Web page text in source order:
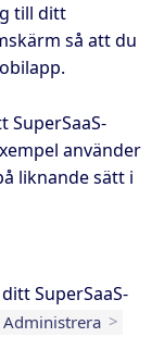
till ditt
så att du
SuperSaaS-
använder
liknande sätt i
SuperSaaS-
Administrera >